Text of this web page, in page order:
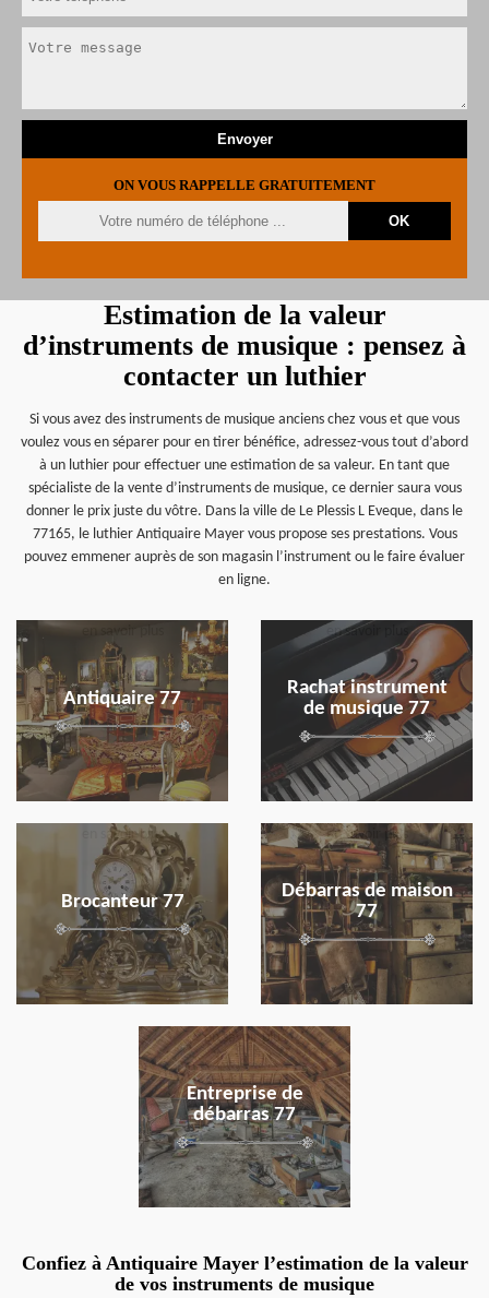
ON VOUS RAPPELLE GRATUITEMENT
Estimation de la valeur
d’instruments de musique : pensez à
contacter un luthier
Si vous avez des instruments de musique anciens chez vous et que vous
voulez vous en séparer pour en tirer bénéfice, adressez-vous tout d’abord
à un luthier pour effectuer une estimation de sa valeur. En tant que
spécialiste de la vente d’instruments de musique, ce dernier saura vous
donner le prix juste du vôtre. Dans la ville de Le Plessis L Eveque, dans le
77165, le luthier Antiquaire Mayer vous propose ses prestations. Vous
pouvez emmener auprès de son magasin l’instrument ou le faire évaluer
en ligne.
Antiquaire 77
en savoir plus
Rachat instrument
de musique 77
en savoir plus
Brocanteur 77
en savoir plus
Débarras de maison
77
en savoir plus
Entreprise de
débarras 77
en savoir plus
Confiez à Antiquaire Mayer l’estimation de la valeur
de vos instruments de musique